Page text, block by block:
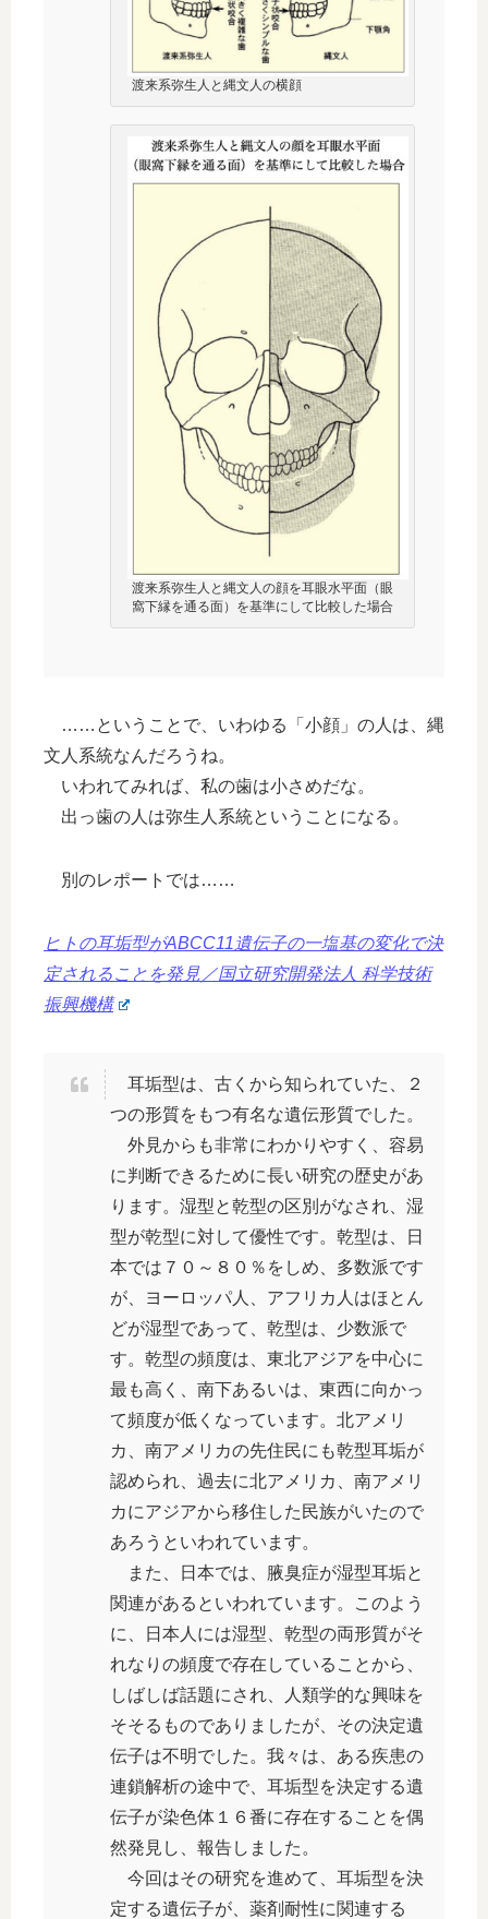
渡来系弥生人と縄文人の横顔
渡来系弥生人と縄文人の顔を耳眼水平面（眼
窩下縁を通る面）を基準にして比較した場合
……ということで、いわゆる「小顔」の人は、縄
文人系統なんだろうね。
いわれてみれば、私の歯は小さめだな。
出っ歯の人は弥生人系統ということになる。
別のレポートでは……
ヒトの耳垢型がABCC11遺伝子の一塩基の変化で決
定されることを発見／国立研究開発法人 科学技術
振興機構
耳垢型は、古くから知られていた、２
つの形質をもつ有名な遺伝形質でした。
外見からも非常にわかりやすく、容易
に判断できるために長い研究の歴史があ
ります。湿型と乾型の区別がなされ、湿
型が乾型に対して優性です。乾型は、日
本では７０～８０％をしめ、多数派です
が、ヨーロッパ人、アフリカ人はほとん
どが湿型であって、乾型は、少数派で
す。乾型の頻度は、東北アジアを中心に
最も高く、南下あるいは、東西に向かっ
て頻度が低くなっています。北アメリ
カ、南アメリカの先住民にも乾型耳垢が
認められ、過去に北アメリカ、南アメリ
カにアジアから移住した民族がいたので
あろうといわれています。
また、日本では、腋臭症が湿型耳垢と
関連があるといわれています。このよう
に、日本人には湿型、乾型の両形質がそ
れなりの頻度で存在していることから、
しばしば話題にされ、人類学的な興味を
そそるものでありましたが、その決定遺
伝子は不明でした。我々は、ある疾患の
連鎖解析の途中で、耳垢型を決定する遺
伝子が染色体１６番に存在することを偶
然発見し、報告しました。
今回はその研究を進めて、耳垢型を決
定する遺伝子が、薬剤耐性に関連する